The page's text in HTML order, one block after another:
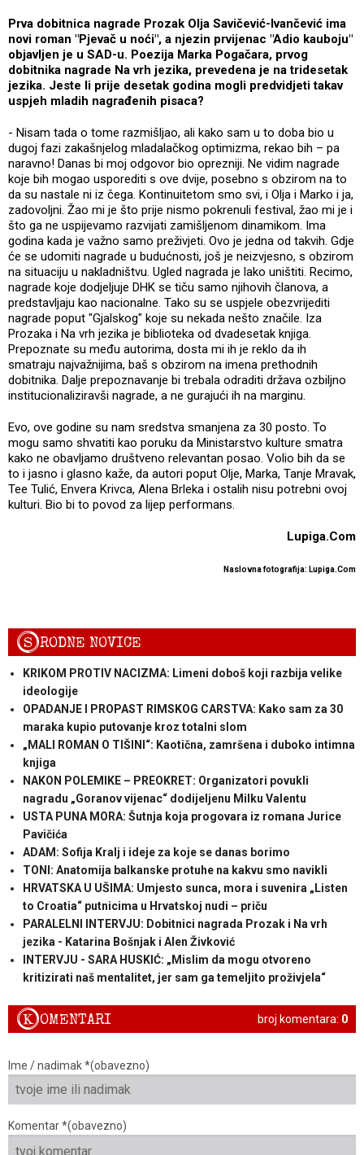
Prva dobitnica nagrade Prozak Olja Savičević-Ivančević ima
novi roman "Pjevač u noći", a njezin prvijenac "Adio kauboju"
objavljen je u SAD-u. Poezija Marka Pogačara, prvog
dobitnika nagrade Na vrh jezika, prevedena je na tridesetak
jezika. Jeste li prije desetak godina mogli predvidjeti takav
uspjeh mladih nagrađenih pisaca?
- Nisam tada o tome razmišljao, ali kako sam u to doba bio u
dugoj fazi zakašnjelog mladalačkog optimizma, rekao bih – pa
naravno! Danas bi moj odgovor bio oprezniji. Ne vidim nagrade
koje bih mogao usporediti s ove dvije, posebno s obzirom na to
da su nastale ni iz čega. Kontinuitetom smo svi, i Olja i Marko i ja,
zadovoljni. Žao mi je što prije nismo pokrenuli festival, žao mi je i
što ga ne uspijevamo razvijati zamišljenom dinamikom. Ima
godina kada je važno samo preživjeti. Ovo je jedna od takvih. Gdje
će se udomiti nagrade u budućnosti, još je neizvjesno, s obzirom
na situaciju u nakladništvu. Ugled nagrada je lako uništiti. Recimo,
nagrade koje dodjeljuje DHK se tiču samo njihovih članova, a
predstavljaju kao nacionalne. Tako su se uspjele obezvrijediti
nagrade poput "Gjalskog" koje su nekada nešto značile. Iza
Prozaka i Na vrh jezika je biblioteka od dvadesetak knjiga.
Prepoznate su među autorima, dosta mi ih je reklo da ih
smatraju najvažnijima, baš s obzirom na imena prethodnih
dobitnika. Dalje prepoznavanje bi trebala odraditi država ozbiljno
institucionaliziravši nagrade, a ne gurajući ih na marginu.
Evo, ove godine su nam sredstva smanjena za 30 posto. To
mogu samo shvatiti kao poruku da Ministarstvo kulture smatra
kako ne obavljamo društveno relevantan posao. Volio bih da se
to i jasno i glasno kaže, da autori poput Olje, Marka, Tanje Mravak,
Tee Tulić, Envera Krivca, Alena Brleka i ostalih nisu potrebni ovoj
kulturi. Bio bi to povod za lijep performans.
Lupiga.Com
Naslovna fotografija: Lupiga.Com
SRODNE NOVICE
KRIKOM PROTIV NACIZMA: Limeni doboš koji razbija velike
ideologije
OPADANJE I PROPAST RIMSKOG CARSTVA: Kako sam za 30
maraka kupio putovanje kroz totalni slom
„MALI ROMAN O TIŠINI“: Kaotična, zamršena i duboko intimna
knjiga
NAKON POLEMIKE – PREOKRET: Organizatori povukli
nagradu „Goranov vijenac“ dodijeljenu Milku Valentu
USTA PUNA MORA: Šutnja koja progovara iz romana Jurice
Pavičića
ADAM: Sofija Kralj i ideje za koje se danas borimo
TONI: Anatomija balkanske protuhe na kakvu smo navikli
HRVATSKA U UŠIMA: Umjesto sunca, mora i suvenira „Listen
to Croatia“ putnicima u Hrvatskoj nudi – priču
PARALELNI INTERVJU: Dobitnici nagrada Prozak i Na vrh
jezika - Katarina Bošnjak i Alen Živković
INTERVJU - SARA HUSKIĆ: „Mislim da mogu otvoreno
kritizirati naš mentalitet, jer sam ga temeljito proživjela“
broj komentara: 0
KOMENTARI
Ime / nadimak *(obavezno)
Komentar *(obavezno)